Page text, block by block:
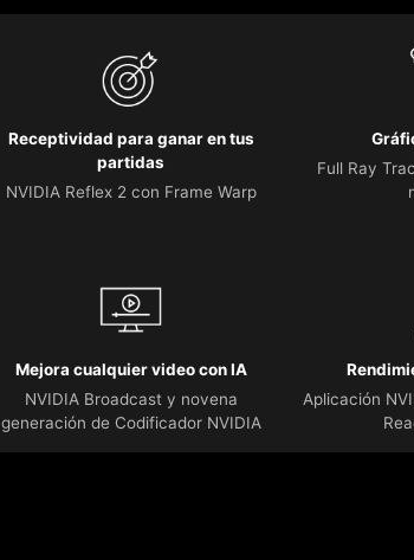
Receptividad para ganar en tus
partidas
NVIDIA Reflex 2 con Frame Warp
Full Ray
Mejora cualquier video con IA
NVIDIA Broadcast y novena
generación de Codificador NVIDIA
Aplicación